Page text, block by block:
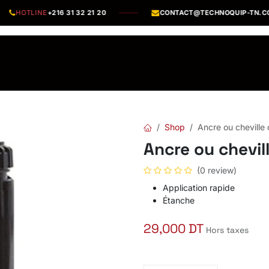
HOTLINE+216 31 32 21 20 CONTACT@TECHNOQUIP-TN.COM
Shop Ancre ou cheville
Ancre ou
(0 review)
Application rapide
Étanche
29,000 DT Hors taxes